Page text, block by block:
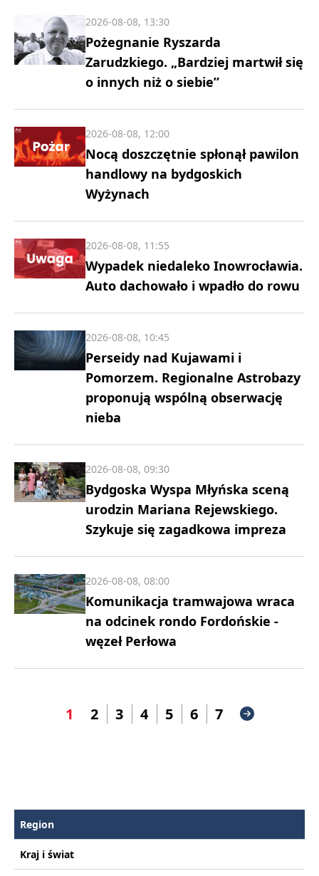
Pożegnanie Ryszarda
Zarudzkiego. „Bardziej martwił się
o innych niż o siebie”
2026-08-08, 13:30
Nocą doszczętnie spłonął pawilon
handlowy na bydgoskich
Wyżynach
2026-08-08, 12:00
Wypadek niedaleko Inowrocławia.
Auto dachowało i wpadło do rowu
2026-08-08, 11:55
Perseidy nad Kujawami i
Pomorzem. Regionalne Astrobazy
proponują wspólną obserwację
nieba
2026-08-08, 10:45
Bydgoska Wyspa Młyńska sceną
urodzin Mariana Rejewskiego.
Szykuje się zagadkowa impreza
2026-08-08, 09:30
Komunikacja tramwajowa wraca
na odcinek rondo Fordońskie -
węzeł Perłowa
2026-08-08, 08:00
1 2 3 4 5 6 7
Region
Kraj i świat